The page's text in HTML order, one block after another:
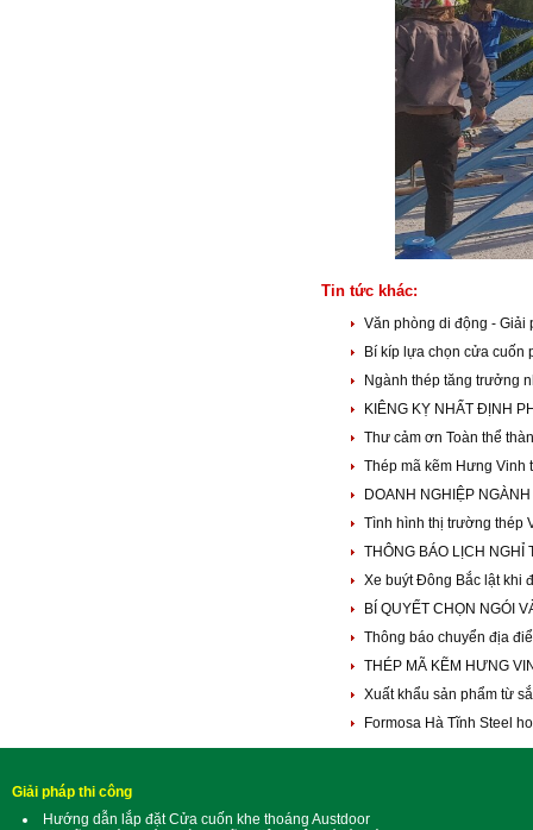
Tin tức khác:
Văn phòng di động -
Bí kíp lựa chọn cửa cuốn
Ngành thép tăng trưởng
KIÊNG KỴ NHẤT ĐỊNH
Thư cảm ơn Toàn thể
Thép mã kẽm Hưng Vinh
DOANH NGHIỆP
Tình hình thị trường thép
THÔNG BÁO LỊCH
Xe buýt Đông Bắc lật khi
BÍ QUYẾT CHỌN NGÓI
Thông báo chuyển địa
THÉP MÃ KẼM HƯNG
Xuất khẩu sản phẩm từ
Formosa Hà Tĩnh Steel
Giải pháp thi công
Hướng dẫn lắp đặt Cửa cuốn khe thoáng Austdoor